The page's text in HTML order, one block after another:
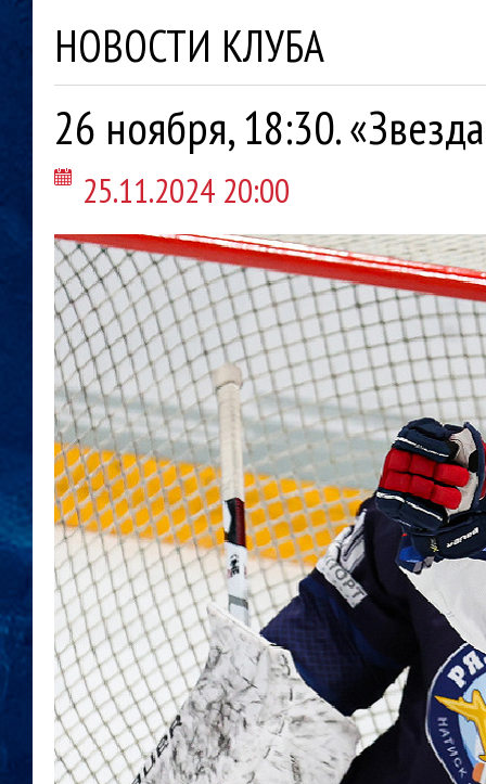
НОВОСТИ КЛУБА
26 ноября, 18:30.
25.11.2024 20:00